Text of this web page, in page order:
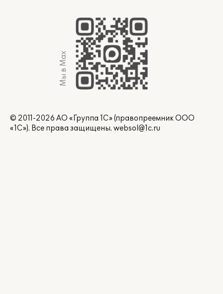
Мы в Max
© 2011-2026 АО «Группа 1С» (правопреемник ООО
«1С»). Все права защищены. websol@1c.ru